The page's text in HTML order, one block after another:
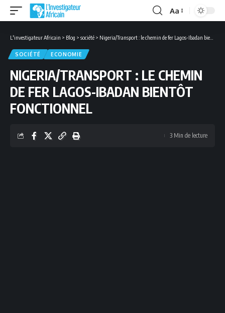
Font
Aa
L'investigateur Africain > Blog > société > Nigeria/Transport : le chemin de fer Lagos-Ibadan bientôt fonctionnel
SOCIÉTÉ ECONOMIE
NIGERIA/TRANSPORT : LE CHEMIN
DE FER LAGOS-IBADAN BIENTÔT
FONCTIONNEL
3 Min de lecture